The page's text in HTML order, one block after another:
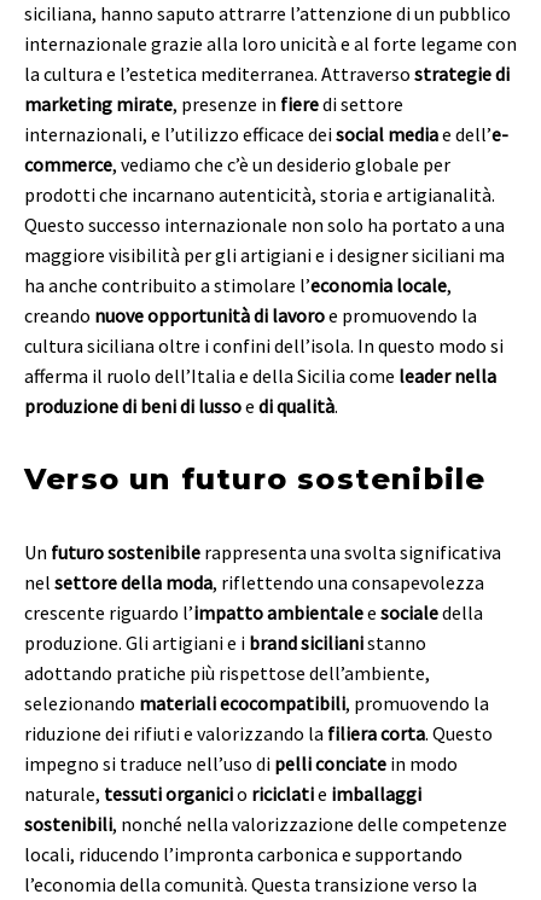
siciliana, hanno saputo attrarre l’attenzione di un pubblico
internazionale grazie alla loro unicità e al forte legame con
la cultura e l’estetica mediterranea. Attraverso strategie di
marketing mirate, presenze in fieredi settore
internazionali, e l’utilizzo efficace deisocial mediae dell’e-
commerce, vediamo che c’è un desiderio globale per
prodotti che incarnano autenticità, storia e artigianalità.
Questo successo internazionale non solo ha portato a una
maggiore visibilità per gli artigiani e i designer siciliani ma
ha anche contribuito a stimolare l’economia locale,
creando nuove opportunità di lavoroe promuovendo la
cultura siciliana oltre i confini dell’isola. In questo modo si
afferma il ruolo dell’Italia e della Sicilia come leader nella
produzione di beni di lussoe di qualità.
Verso un futuro sostenibile
Un futuro sostenibile rappresenta una svolta significativa
nel settore della moda, riflettendo una consapevolezza
crescente riguardo l’impatto ambientalee socialedella
produzione. Gli artigiani e i brand sicilianistanno
adottando pratiche più rispettose dell’ambiente,
selezionando materiali ecocompatibili, promuovendo la
riduzione dei rifiuti e valorizzando la filiera corta. Questo
impegno si traduce nell’uso di pelli conciate in modo
naturale, tessuti organicio riciclatie imballaggi
sostenibili, nonché nella valorizzazione delle competenze
locali, riducendo l’impronta carbonica e supportando
l’economia della comunità. Questa transizione verso la